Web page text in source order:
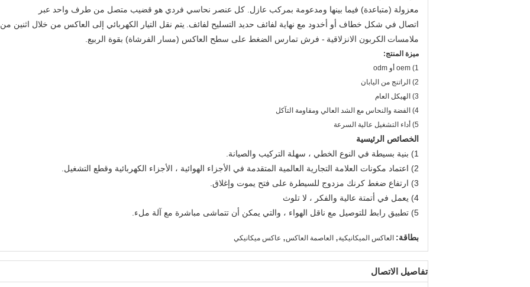
معزولة (متباعدة) فيما بينها ومدعومة بمركب عازل. كل عنصر نحاسي فردي هو قضيب متصل من طرف واحد عبر
اتصال في شكل خطاف أو أخدود مع نهاية لفائف حديد التسليح لفائف. يتم نقل التيار الكهربائي إلى العاكس من خلال اثنين من
ملامسات الكربون الانزلاقية - فرش تمارس الضغط على سطح العاكس (مسار الفرشاة) بقوة الربيع.
ميزة المنتج:
1) oem أو odm
2) الراتنج من اليابان
3) الهيكل العام
4) الفضة والنحاس مع الشد العالي ومقاومة التآكل
5) أداء التشغيل عالية السرعة
الخصائص الرئيسية
1) بنية بسيطة في النوع الخطي ، سهلة التركيب والصيانة.
2) اعتماد مكونات العلامة التجارية العالمية المتقدمة في الأجزاء الهوائية ، الأجزاء الكهربائية وقطع التشغيل.
3) ارتفاع ضغط كرنك مزدوج للسيطرة على فتح يموت وإغلاق.
4) يعمل في أتمتة عالية والفكر ، لا تلوث
5) تطبيق رابط للتوصيل مع ناقل الهواء ، والتي يمكن أن تتماشى مباشرة مع آلة ملء.
بطاقة: العاكس الميكانيكية, العاصمة العاكس, عاكس ميكانيكي
تفاصيل الاتصال